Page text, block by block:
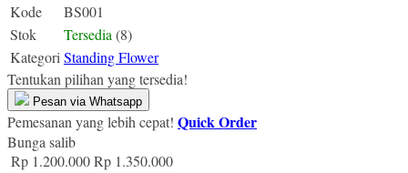
Kode
BS001
Stok
Tersedia (8)
Kategori Standing Flower
Tentukan pilihan yang tersedia!
Pesan via Whatsapp
Pemesanan yang lebih cepat! Quick Order
Bunga salib
Rp 1.200.000Rp 1.350.000